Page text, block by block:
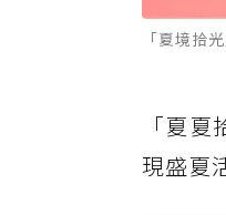
「夏境拾
「夏
現盛夏